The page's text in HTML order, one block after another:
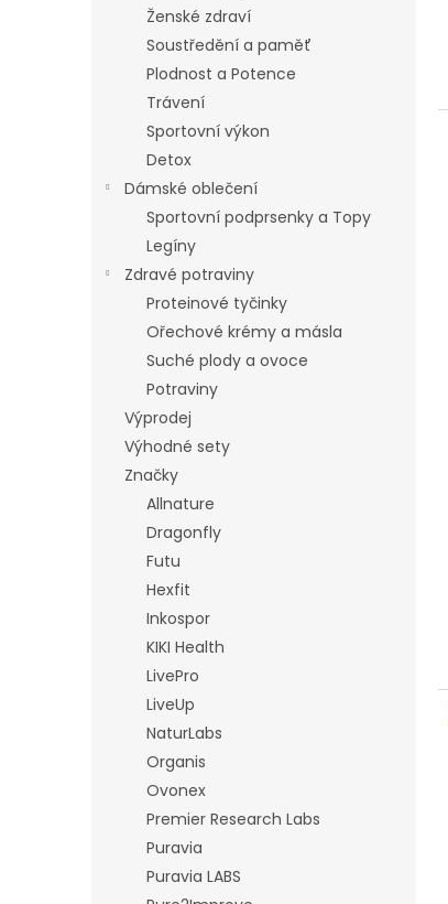
Ženské zdraví
Soustředění a paměť
Plodnost a Potence
Trávení
Sportovní výkon
Detox
Dámské oblečení
Sportovní podprsenky a Topy
Legíny
Zdravé potraviny
Proteinové tyčinky
Ořechové krémy a másla
Suché plody a ovoce
Potraviny
Výprodej
Výhodné sety
Značky
Allnature
Dragonfly
Futu
Hexfit
Inkospor
KIKI Health
LivePro
LiveUp
NaturLabs
Organis
Ovonex
Premier Research Labs
Puravia
Puravia LABS